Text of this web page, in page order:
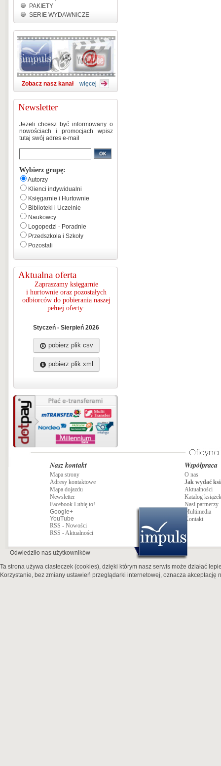
PAKIETY
SERIE WYDAWNICZE
Zobacz nasz kanał więcej
Newsletter
Jeżeli chcesz być informowany o
nowościach i promocjach wpisz
tutaj swój adres e-mail
Wybierz grupę:
Autorzy
Klienci indywidualni
Księgarnie i Hurtownie
Biblioteki i Uczelnie
Naukowcy
Logopedzi - Poradnie
Przedszkola i Szkoły
Pozostali
Aktualna oferta
Zapraszamy księgarnie
i hurtownie oraz pozostałych
odbiorców do pobierania naszej
pełnej oferty:
Styczeń - Sierpień 2026
pobierz plik csv
pobierz plik xml
Nasz kontakt
Mapa strony
Adresy kontaktowe
Mapa dojazdu
Newsletter
Facebook Lubię to!
Google+
YouTube
RSS - Nowości
RSS - Aktualności
Współpraca
O nas
Jak wydać
Aktualności
Katalog książek
Nasi partnerzy
Multimedia
Kontakt
Odwiedziło nas użytkowników
Ta strona używa ciasteczek (cookies), dzięki którym nasz serwis może działać
Korzystanie, bez zmiany ustawień przeglądarki internetowej, oznacza akceptację